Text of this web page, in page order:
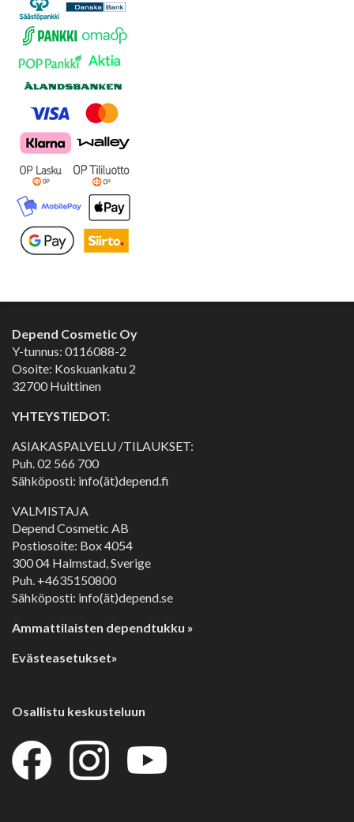
Depend Cosmetic Oy
Y-tunnus: 0116088-2
Osoite: Koskuankatu 2
32700 Huittinen
YHTEYSTIEDOT:
ASIAKASPALVELU /TILAUKSET:
Puh. 02 566 700
Sähköposti: info(ät)depend.fi
VALMISTAJA
Depend Cosmetic AB
Postiosoite: Box 4054
300 04 Halmstad, Sverige
Puh. +4635150800
Sähköposti: info(ät)depend.se
Ammattilaisten dependtukku »
Evästeasetukset»
Osallistu keskusteluun